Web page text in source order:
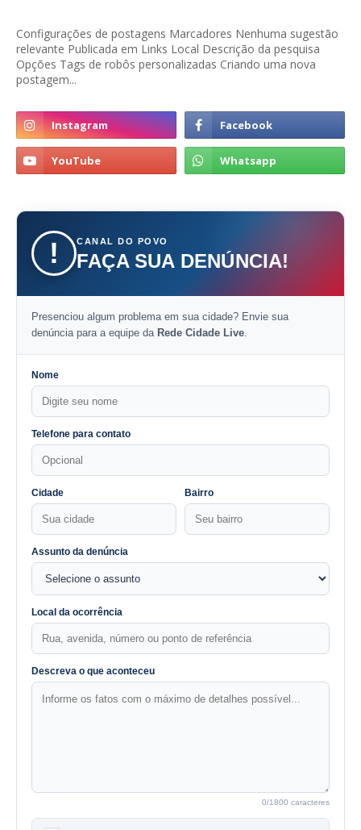
Configurações de postagens Marcadores Nenhuma sugestão
relevante Publicada em Links Local Descrição da pesquisa
Opções Tags de robôs personalizadas Criando uma nova
postagem...
! CANAL DO POVO
FAÇA SUA DENÚNCIA!
Presenciou algum problema em sua cidade? Envie sua
denúncia para a equipe da Rede Cidade Live
Nome
Telefone para contato
Cidade Bairro
Assunto da denúncia
Local da ocorrência
Descreva o que aconteceu
0/1800 caracteres